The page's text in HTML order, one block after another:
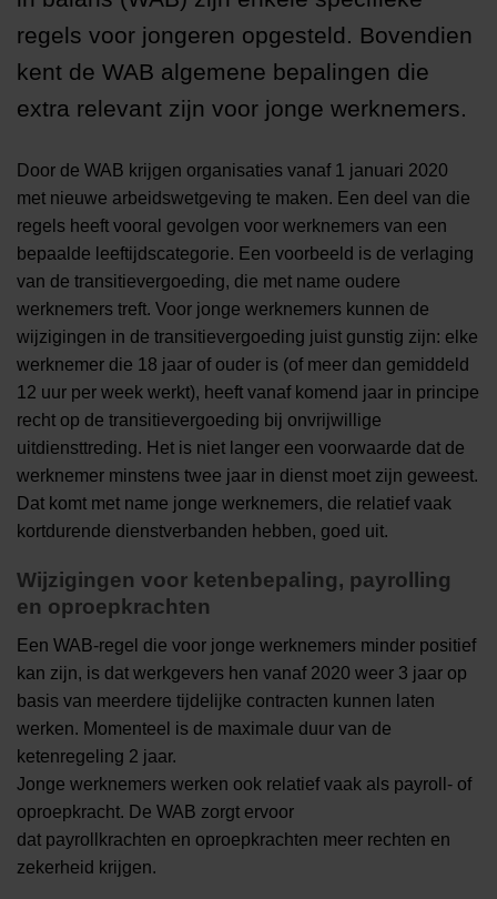
regels voor jongeren opgesteld. Bovendien
kent de WAB algemene bepalingen die
extra relevant zijn voor jonge werknemers.
Door de WAB krijgen organisaties vanaf 1 januari 2020
met nieuwe arbeidswetgeving te maken. Een deel van die
regels heeft vooral gevolgen voor werknemers van een
bepaalde leeftijdscategorie. Een voorbeeld is de verlaging
van de transitievergoeding, die met name oudere
werknemers treft. Voor jonge werknemers kunnen de
wijzigingen in de transitievergoeding juist gunstig zijn: elke
werknemer die 18 jaar of ouder is (of meer dan gemiddeld
12 uur per week werkt), heeft vanaf komend jaar in principe
recht op de transitievergoeding bij onvrijwillige
uitdiensttreding. Het is niet langer een voorwaarde dat de
werknemer minstens twee jaar in dienst moet zijn geweest.
Dat komt met name jonge werknemers, die relatief vaak
kortdurende dienstverbanden hebben, goed uit.
Wijzigingen voor ketenbepaling, payrolling
en oproepkrachten
Een WAB-regel die voor jonge werknemers minder positief
kan zijn, is dat werkgevers hen vanaf 2020 weer 3 jaar op
basis van meerdere tijdelijke contracten kunnen laten
werken. Momenteel is de maximale duur van de
ketenregeling 2 jaar.
Jonge werknemers werken ook relatief vaak als payroll- of
oproepkracht. De WAB zorgt ervoor
dat payrollkrachten en oproepkrachten meer rechten en
zekerheid krijgen.